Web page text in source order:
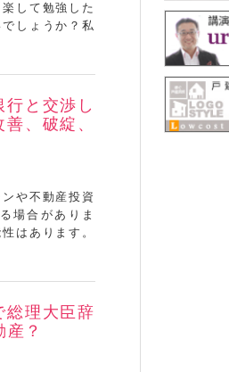
して勉強した
しょうか？私
と交渉し
、破綻、
や不動産投資
場合がありま
はあります。
総理大臣辞
？